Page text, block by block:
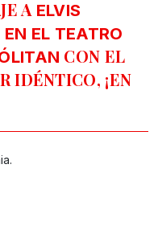
A ELVIS
EN EL TEATRO
CON EL
IDÉNTICO, ¡EN